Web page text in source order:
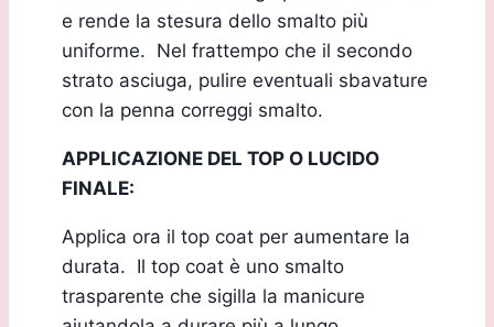
e rende la stesura dello smalto più
uniforme. Nel frattempo che il secondo
strato asciuga, pulire eventuali sbavature
con la penna correggi smalto.
APPLICAZIONE DEL TOP O LUCIDO
FINALE:
Applica ora il top coat per aumentare la
durata. Il top coat è uno smalto
trasparente che sigilla la manicure